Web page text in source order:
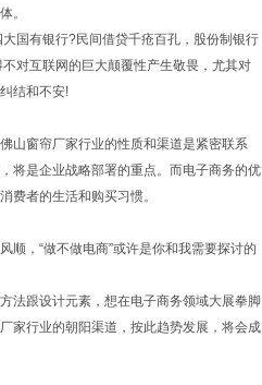
。
有银行?民间借贷千疮百孔，股份制银行
对互联网的巨大颠覆性产生敬畏，尤其对
结和不安!
窗帘厂家行业的性质和渠道是紧密联系
将是企业战略部署的重点。而电子商务的优
费者的生活和购买习惯。
，“做不做电商”或许是你和我需要探讨的
跟设计元素，想在电子商务领域大展拳脚
家行业的朝阳渠道，按此趋势发展，将会成